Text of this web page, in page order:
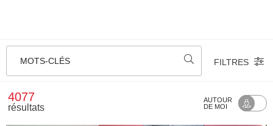
MOTS-CLÉS FILTRES
4077
résultats
AUTOUR
DE MOI